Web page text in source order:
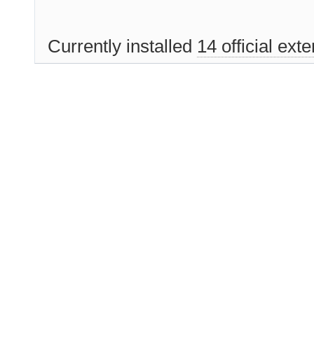
Currently installed 14 official